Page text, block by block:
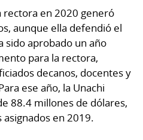
rectora en 2020 generó
aunque ella defendió el
sido aprobado un año
para la rectora,
decanos, docentes y
ese año, la Unachi
88.4 millones de dólares,
en 2019.